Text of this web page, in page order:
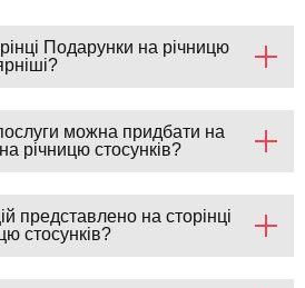
Подарунки на річницю
можна придбати на
річницю стосунків?
представлено на сторінці
стосунків?